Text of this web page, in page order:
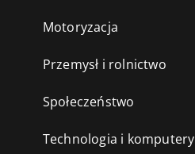
Motoryzacja
Przemysł i rolnictwo
Społeczeństwo
Technologia i komputery